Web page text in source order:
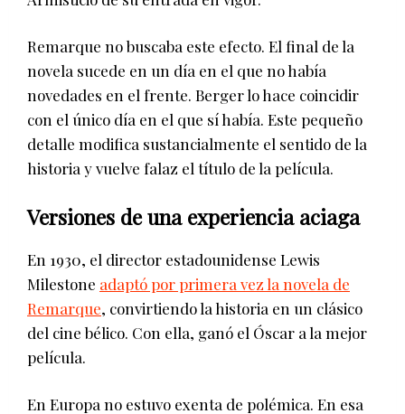
Remarque no buscaba este efecto. El final de la
novela sucede en un día en el que no había
novedades en el frente. Berger lo hace coincidir
con el único día en el que sí había. Este pequeño
detalle modifica sustancialmente el sentido de la
historia y vuelve falaz el título de la película.
Versiones de una experiencia aciaga
En 1930, el director estadounidense Lewis
Milestone adaptó por primera vez la novela de
Remarque, convirtiendo la historia en un clásico
del cine bélico. Con ella, ganó el Óscar a la mejor
película.
En Europa no estuvo exenta de polémica. En esa